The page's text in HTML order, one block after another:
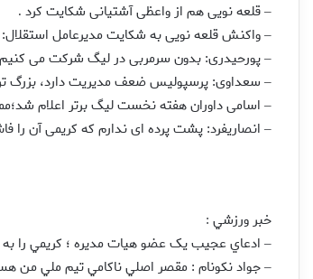
– قلعه نويى هم از واعظى آشتيانى شكايت كرد .
– واكنش قلعه نويى به شكايت مديرعامل
– پورحيدرى: بدون سرمربى در ليگ شركت مى
– سعداوى: پرسپوليس ضعف مديريت دارد،‌ بزرگ
– اسامى داوران هفته نخست ليگ برتر اعلام
– انصاريفرد: پشت پرده اى ندارم كه كريمى آن را
خبر ورزشي :
– ادعاي عجيب يک عضو هيات مديره ؛‌ کريمي را
– جواد نکونام : مقصر اصلي ناکامي تيم ملي من